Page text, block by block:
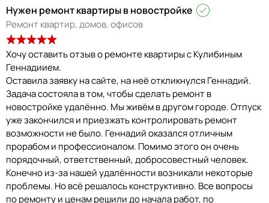
Нужен ремонт квартиры в новостройке
Ремонт квартир, домов, офисов
Хочу оставить отзыв о ремонте квартиры с Кулибиным
Геннадиием.
Оставила заявку на сайте, на неё откликнулся Геннадий.
Задача состояла в том, чтобы сделать ремонт в
новостройке удалённо. Мы живём в другом городе. Отпуск
уже закончился и приезжать контролировать ремонт
возможности не было. Геннадий оказался отличным
прорабом и профессионалом. Помимо этого он очень
порядочный, ответственный, добросовестный человек.
Конечно из-за нашей удалённости возникали некоторые
проблемы. Но всё решалось конструктивно. Все вопросы
по ремонту и ценам решили до начала работ, по